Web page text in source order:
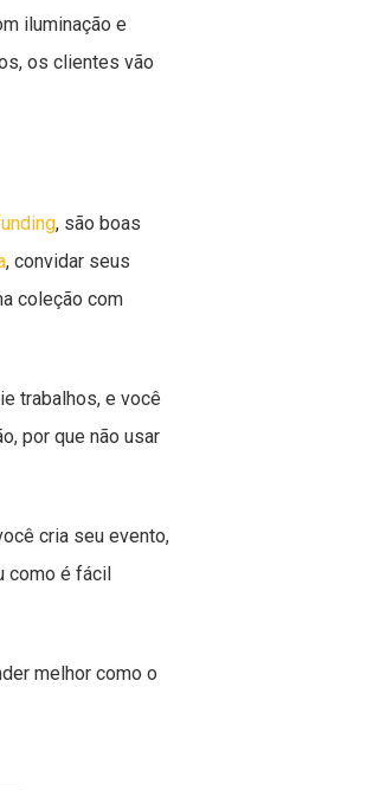
iluminação e
os clientes vão
, são boas
, convidar seus
coleção com
trabalhos, e você
por que não usar
cria seu evento,
como é fácil
melhor como o